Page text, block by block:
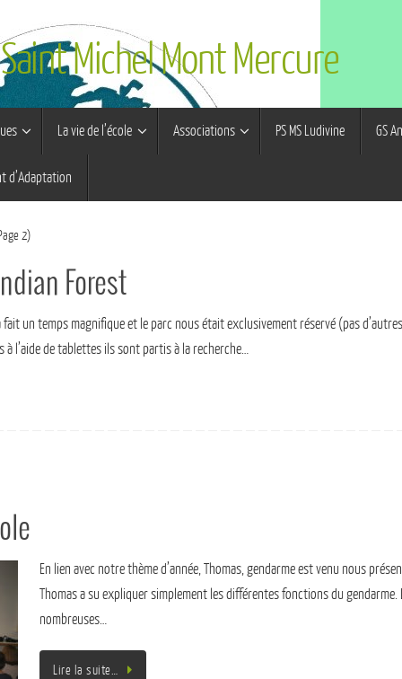
Michel Mont Mercure
La vie de l’école Associations PS MS Ludivine GS
d’Adaptation
2)
Forest
un temps magnifique et le parc nous était exclusivement réservé (pas
l’aide de tablettes ils sont partis à la recherche…
En lien avec notre thème d’année, Thomas, gendarme est venu nous
Thomas a su expliquer simplement les différentes fonctions du gendarme.
nombreuses…
Lire la suite…